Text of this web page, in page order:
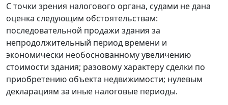
С точки зрения налогового органа, судами не дана
оценка следующим обстоятельствам:
последовательной продажи здания за
непродолжительный период времени и
экономически необоснованному увеличению
стоимости здания; разовому характеру сделки по
приобретению объекта недвижимости; нулевым
декларациям за иные налоговые периоды.